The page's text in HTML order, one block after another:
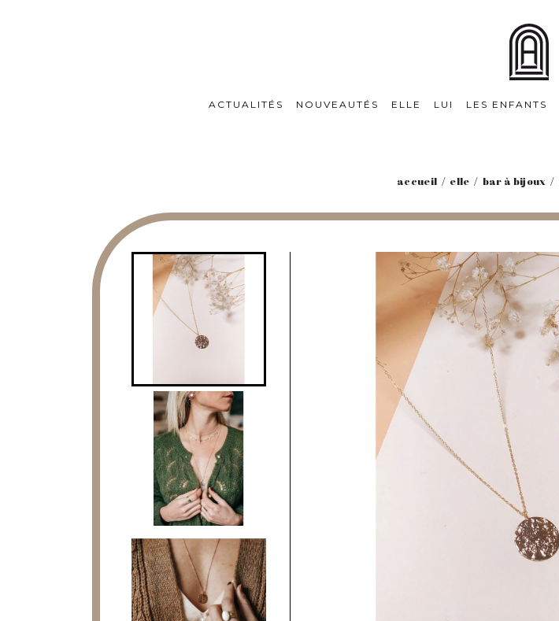
ACTUALITÉS NOUVEAUTÉS ELLE LUI LES ENFANTS
accueil elle bar à bijoux